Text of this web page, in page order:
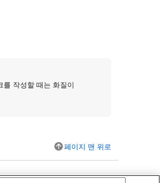
작성할 때는 화질이
페이지 맨 위로